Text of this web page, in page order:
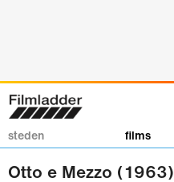
steden films
Otto e Mezzo (1963)